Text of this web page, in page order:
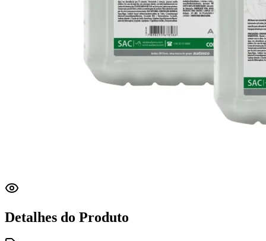
Detalhes do Produto